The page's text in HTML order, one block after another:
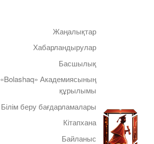
Жаңалықтар
Хабарландырулар
Басшылық
«Bolashaq» Академиясының
құрылымы
Білім беру бағдарламалары
Кітапхана
Байланыс